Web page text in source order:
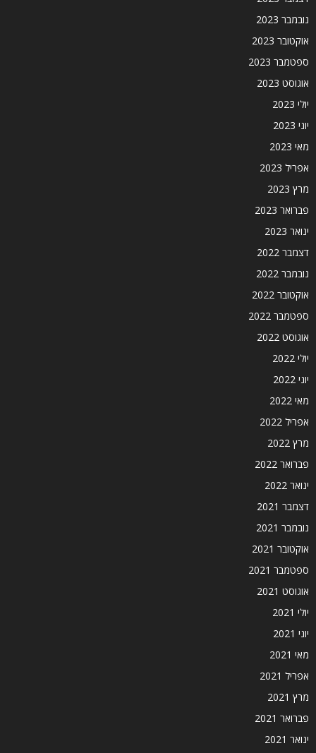
נובמבר 2023
אוקטובר 2023
ספטמבר 2023
אוגוסט 2023
יולי 2023
יוני 2023
מאי 2023
אפריל 2023
מרץ 2023
פברואר 2023
ינואר 2023
דצמבר 2022
נובמבר 2022
אוקטובר 2022
ספטמבר 2022
אוגוסט 2022
יולי 2022
יוני 2022
מאי 2022
אפריל 2022
מרץ 2022
פברואר 2022
ינואר 2022
דצמבר 2021
נובמבר 2021
אוקטובר 2021
ספטמבר 2021
אוגוסט 2021
יולי 2021
יוני 2021
מאי 2021
אפריל 2021
מרץ 2021
פברואר 2021
ינואר 2021